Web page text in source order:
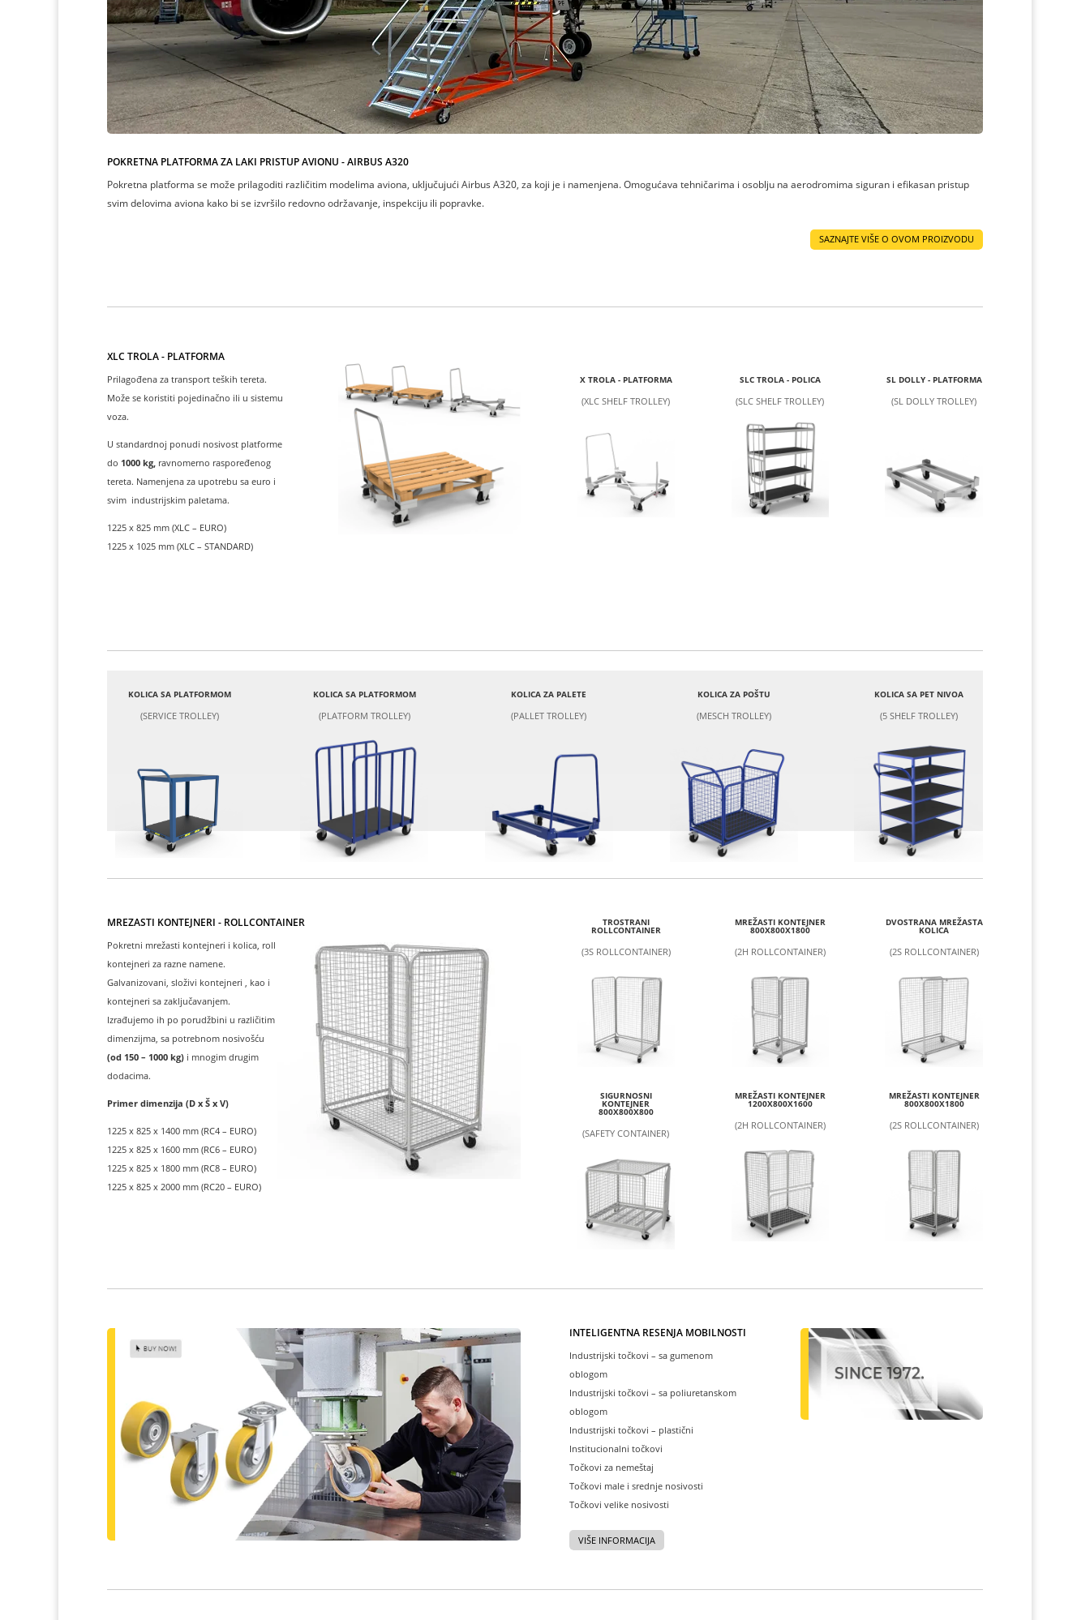
POKRETNA PLATFORMA ZA LAKI PRISTUP AVIONU - AIRBUS A320
Pokretna platforma se može prilagoditi različitim modelima aviona, uključujući Airbus A320, za koji je i namenjena. Omogućava tehničarima i osoblju na aerodromima siguran i efikasan pristup
svim delovima aviona kako bi se izvršilo redovno održavanje, inspekciju ili popravke.
SAZNAJTE VIŠE O OVOM PROIZVODU
XLC TROLA - PLATFORMA
Prilagođena za transport teških tereta.
Može se koristiti pojedinačno ili u sistemu
voza.
U standardnoj ponudi nosivost platforme
do 1000 kg, ravnomerno raspoređenog
tereta. Namenjena za upotrebu sa euro i
svim industrijskim paletama.
1225 x 825 mm (XLC – EURO)
1225 x 1025 mm (XLC – STANDARD)
X TROLA - PLATFORMA
(XLC SHELF TROLLEY)
SLC TROLA - POLICA
(SLC SHELF TROLLEY)
SL DOLLY - PLATFORMA
(SL DOLLY TROLLEY)
KOLICA SA PLATFORMOM
(SERVICE TROLLEY)
KOLICA SA PLATFORMOM
(PLATFORM TROLLEY)
KOLICA ZA PALETE
(PALLET TROLLEY)
KOLICA ZA POŠTU
(MESCH TROLLEY)
KOLICA SA PET NIVOA
(5 SHELF TROLLEY)
MREŽASTI KONTEJNERI - ROLLCONTAINER
Pokretni mrežasti kontejneri i kolica, roll
kontejneri za razne namene.
Galvanizovani, složivi kontejneri , kao i
kontejneri sa zaključavanjem.
Izrađujemo ih po porudžbini u različitim
dimenzijma, sa potrebnom nosivošću
(od 150 – 1000 kg) i mnogim drugim
dodacima.
Primer dimenzija (D x Š x V)
1225 x 825 x 1400 mm (RC4 – EURO)
1225 x 825 x 1600 mm (RC6 – EURO)
1225 x 825 x 1800 mm (RC8 – EURO)
1225 x 825 x 2000 mm (RC20 – EURO)
TROSTRANI
ROLLCONTAINER
(3S ROLLCONTAINER)
SIGURNOSNI
KONTEJNER
800X800X800
(SAFETY CONTAINER)
MREŽASTI KONTEJNER
800X800X1800
(2H ROLLCONTAINER)
MREŽASTI KONTEJNER
1200X800X1600
(2H ROLLCONTAINER)
DVOSTRANA MREŽASTA
KOLICA
(2S ROLLCONTAINER)
MREŽASTI KONTEJNER
800X800X1800
(2S ROLLCONTAINER)
INTELIGENTNA REŠENJA MOBILNOSTI
Industrijski točkovi – sa gumenom
oblogom
Industrijski točkovi – sa poliuretanskom
oblogom
Industrijski točkovi – plastični
Institucionalni točkovi
Točkovi za nemeštaj
Točkovi male i srednje nosivosti
Točkovi velike nosivosti
VIŠE INFORMACIJA